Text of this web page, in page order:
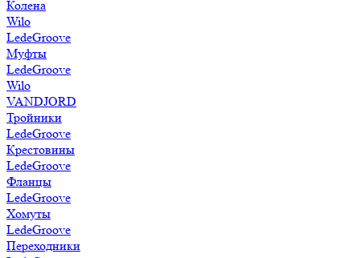
Колена
Wilo
LedeGroove
Муфты
LedeGroove
Wilo
VANDJORD
Тройники
LedeGroove
Крестовины
LedeGroove
Фланцы
LedeGroove
Хомуты
LedeGroove
Переходники